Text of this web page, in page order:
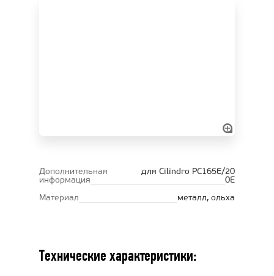
Дополнительная
информация
для Cilindro PC165E/20
0E
Материал
металл, ольха
Технические характеристики: